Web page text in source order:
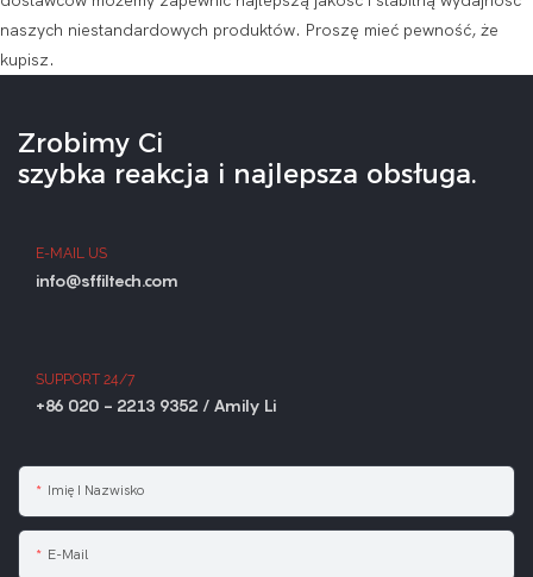
naszych niestandardowych produktów. Proszę mieć pewność, że
kupisz.
Zrobimy Ci
szybka reakcja i najlepsza obsługa.
E-MAIL US
info@sffiltech.com
SUPPORT 24/7
+86 020 - 2213 9352 / Amily Li
Imię I Nazwisko
E-Mail